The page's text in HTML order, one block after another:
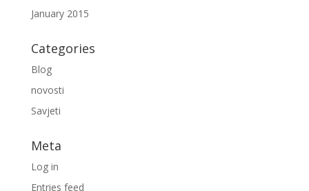
January 2015
Categories
Blog
novosti
Savjeti
Meta
Log in
Entries feed